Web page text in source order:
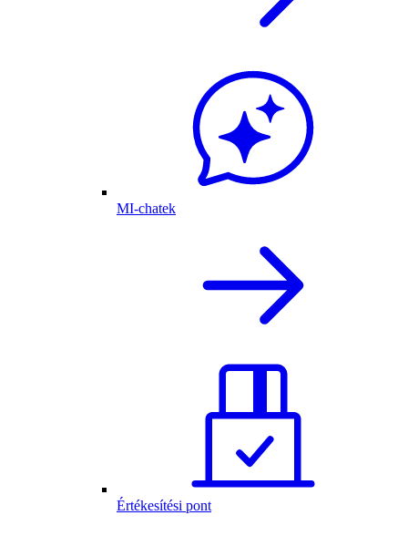
MI-chatek
Értékesítési pont